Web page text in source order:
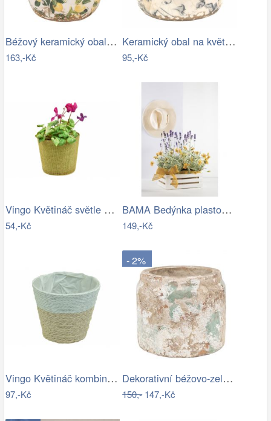
Béžový keramický obal na květináč s…
163,-Kč
Keramický obal na květináč se šedými…
95,-Kč
Vingo Květináč světle hnědý s…
54,-Kč
BAMA Bedýnka plastová TINA 3WT
149,-Kč
Vingo Květináč kombinace přírodní a…
97,-Kč
- 2%
Dekorativní béžovo-zelený antik…
150,-147,-Kč